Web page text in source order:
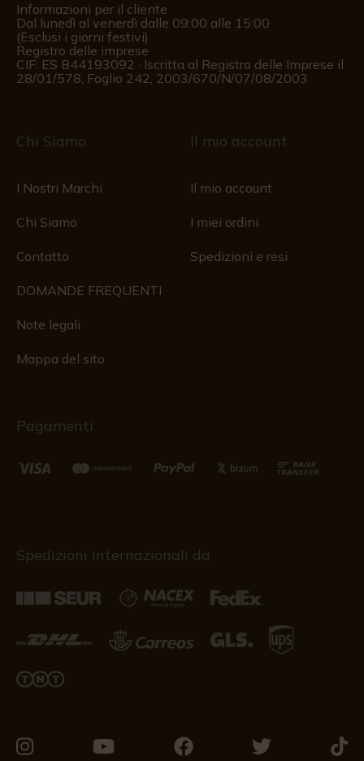
Informazioni per il cliente
Dal lunedì al venerdì dalle 09:00 alle 15:00
(Esclusi i giorni festivi)
Registro delle imprese
CIF: ES B44193092 · Iscritta al Registro delle Imprese il
28/01/578, Foglio 242, 2003/670/N/07/08/2003
Chi Siamo
I Nostri Marchi
Chi Siamo
Contatto
DOMANDE FREQUENTI
Note legali
Mappa del sito
Il mio account
Il mio account
I miei ordini
Spedizioni e resi
Pagamenti
Spedizioni internazionali da